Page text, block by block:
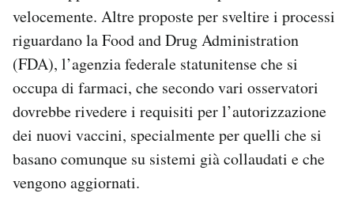
velocemente. Altre proposte per sveltire i processi
riguardano la Food and Drug Administration
(FDA), l’agenzia federale statunitense che si
occupa di farmaci, che secondo vari osservatori
dovrebbe rivedere i requisiti per l’autorizzazione
dei nuovi vaccini, specialmente per quelli che si
basano comunque su sistemi già collaudati e che
vengono aggiornati.